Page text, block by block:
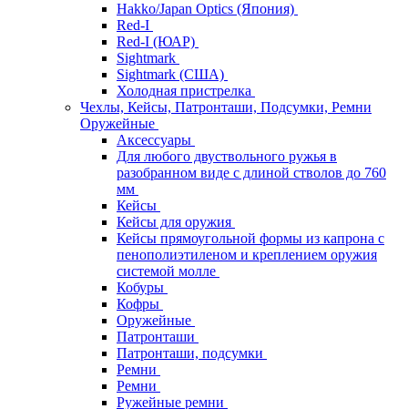
Hakko/Japan Optics (Япония)
Red-I
Red-I (ЮАР)
Sightmark
Sightmark (США)
Холодная пристрелка
Чехлы, Кейсы, Патронташи, Подсумки, Ремни
Оружейные
Аксессуары
Для любого двуствольного ружья в
разобранном виде с длиной стволов до 760
мм
Кейсы
Кейсы для оружия
Кейсы прямоугольной формы из капрона с
пенополиэтиленом и креплением оружия
системой молле
Кобуры
Кофры
Оружейные
Патронташи
Патронташи, подсумки
Ремни
Ремни
Ружейные ремни